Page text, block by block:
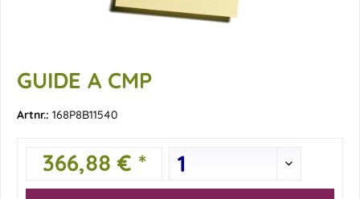
GUIDE A CMP
Artnr.: 168P8B11540
366,88 € *